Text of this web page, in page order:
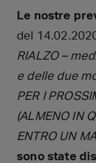
Le nostre
del
RIALZO –
e delle due
PER I
(ALMENO IN
ENTRO UN
sono state